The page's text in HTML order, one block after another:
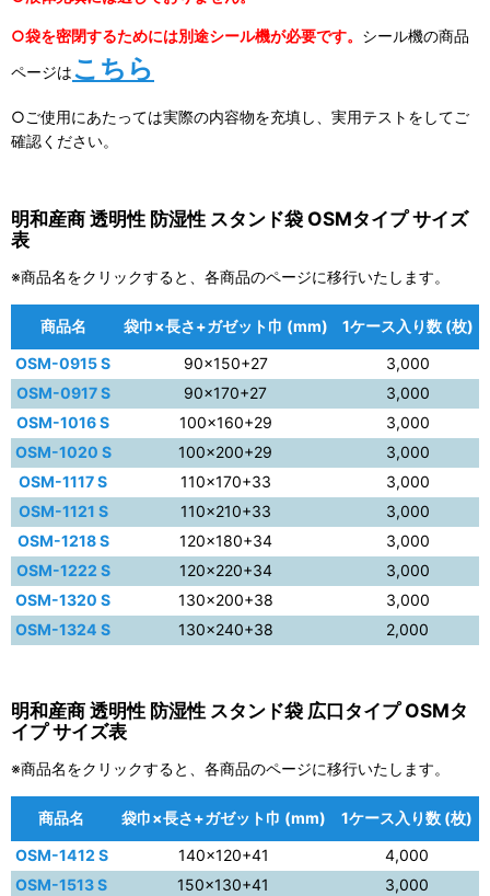
○袋を密閉するためには別途シール機が必要です。 シール機の商品
ページはこちら
○ご使用にあたっては実際の内容物を充填し、実用テストをしてご
確認ください。
明和産商 透明性 防湿性 スタンド袋 OSMタイプ サイズ
表
※商品名をクリックすると、各商品のページに移行いたします。
商品名 袋巾×長さ+ガゼット巾 (mm)
1ケース入り数 (枚)
OSM-0915 S
90×150+27
3,000
OSM-0917 S
90×170+27
3,000
OSM-1016 S
100×160+29
3,000
OSM-1020 S
100×200+29
3,000
OSM-1117 S
110×170+33
3,000
OSM-1121 S
110×210+33
3,000
OSM-1218 S
120×180+34
3,000
OSM-1222 S
120×220+34
3,000
OSM-1320 S
130×200+38
3,000
OSM-1324 S
130×240+38 2,000
明和産商 透明性 防湿性 スタンド袋 広口タイプ OSMタ
イプ サイズ表
※商品名をクリックすると、各商品のページに移行いたします。
商品名 袋巾×長さ+ガゼット巾 (mm)
1ケース入り数 (枚)
OSM-1412 S
140×120+41
4,000
OSM-1513 S
150×130+41
3,000